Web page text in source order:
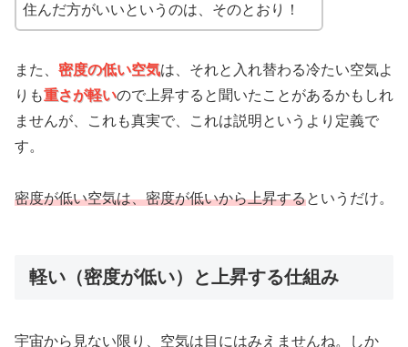
住んだ方がいいというのは、そのとおり！
また、 密度の低い空気は、それと入れ替わる冷たい空気よ
りも重さが軽いので上昇すると聞いたことがあるかもしれ
ませんが、これも真実で、これは説明というより定義で
す。
密度が低い空気は、密度が低いから上昇するというだけ。
軽い（密度が低い）と上昇する仕組み
宇宙から見ない限り、空気は目にはみえませんね。しか